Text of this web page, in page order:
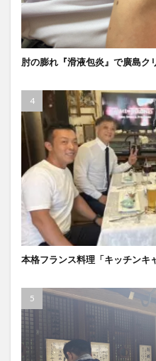
肘の膨れ『滑液包炎』で廣島ク
本格フランス料理「キッチンキ